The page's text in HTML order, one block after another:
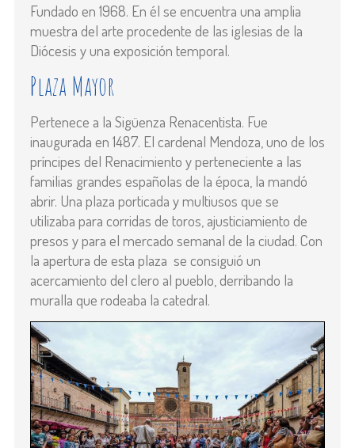
Fundado en 1968. En él se encuentra una amplia
muestra del arte procedente de las iglesias de la
Diócesis y una exposición temporal.
Plaza Mayor
Pertenece a la Sigüenza Renacentista. Fue
inaugurada en 1487. El cardenal Mendoza, uno de los
príncipes del Renacimiento y perteneciente a las
familias grandes españolas de la época, la mandó
abrir. Una plaza porticada y multiusos que se
utilizaba para corridas de toros, ajusticiamiento de
presos y para el mercado semanal de la ciudad. Con
la apertura de esta plaza se consiguió un
acercamiento del clero al pueblo, derribando la
muralla que rodeaba la catedral.